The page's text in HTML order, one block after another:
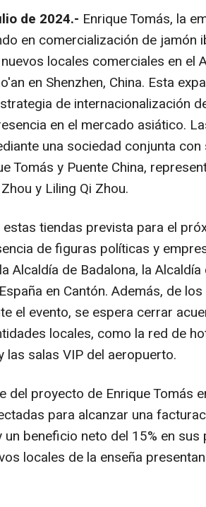
de 2024.- Enrique Tomás, la
en comercialización de jamón
locales comerciales en el
en Shenzhen, China. Esta
de internacionalización
en el mercado asiático.
una sociedad conjunta con
Tomás y Puente China,
y Liling Qi Zhou.
tiendas prevista para el
de figuras políticas y
Alcaldía de Badalona, la Alcaldía
en Cantón. Además, de
el evento, se espera cerrar
locales, como la red de
las salas VIP del aeropuerto.
del proyecto de Enrique Tomás
para alcanzar una
beneficio neto del 15% en
locales de la enseña